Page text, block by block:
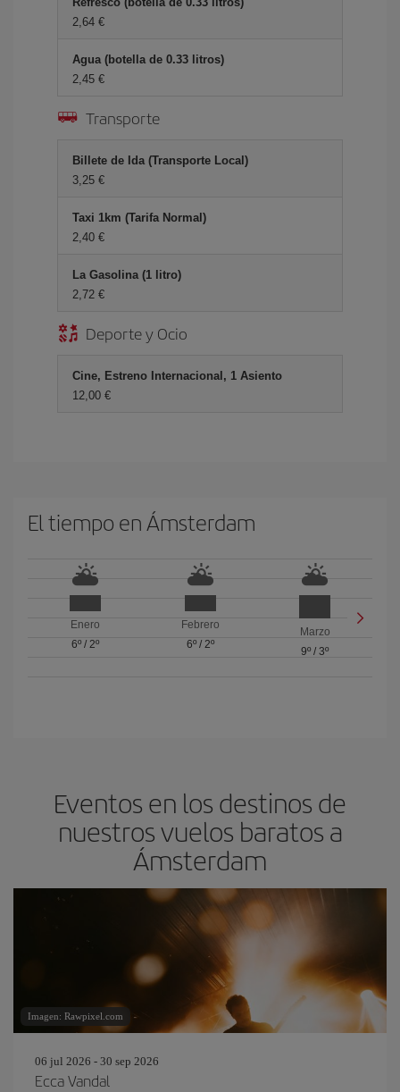
2,64 €
Agua (botella de 0.33 litros)
2,45 €
Transporte
Billete de Ida (Transporte Local)
3,25 €
Taxi 1km (Tarifa Normal)
2,40 €
La Gasolina (1 litro)
2,72 €
Deporte y Ocio
Cine, Estreno Internacional, 1 Asiento
12,00 €
El tiempo en Ámsterdam
Enero
6º/ 2º
Febrero
6º/ 2º
Marzo
9º /3º
Eventos en los destinos de
nuestros vuelos baratos a
Ámsterdam
Imagen: Rawpixel.com
06 jul 2026 - 30 sep 2026
Ecca Vandal